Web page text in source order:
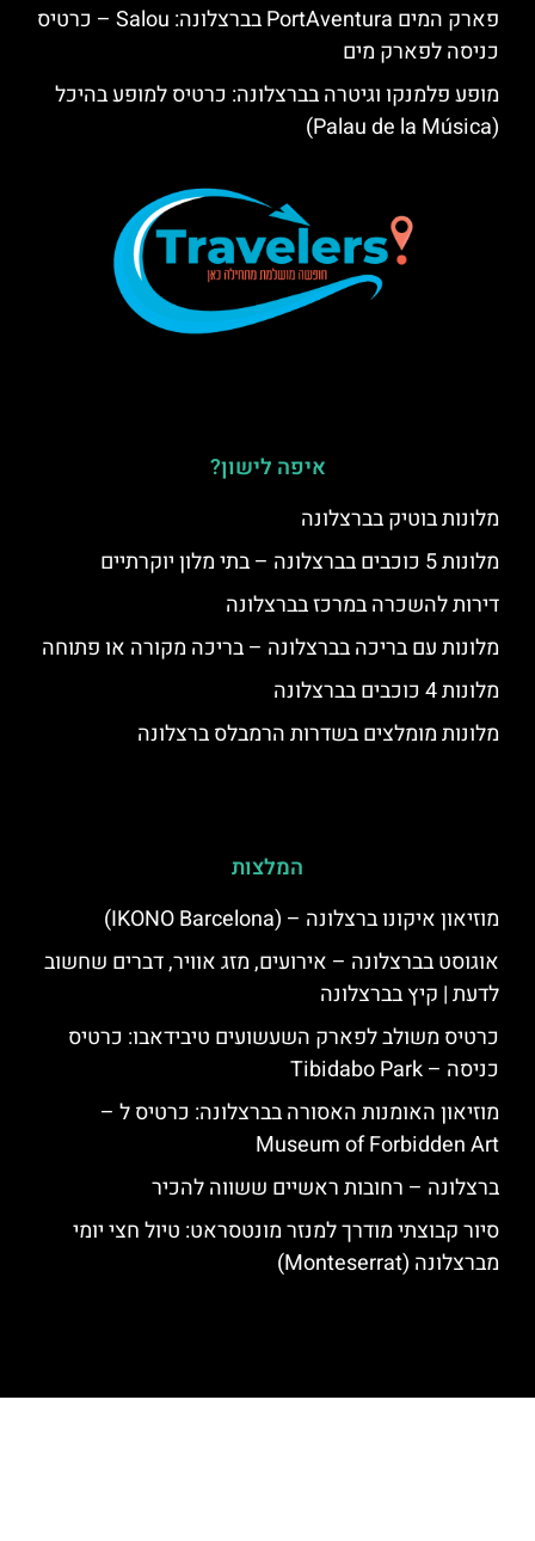
פארק המים PortAventura בברצלונה: Salou – כרטיס
כניסה לפארק מים
מופע פלמנקו וגיטרה בברצלונה: כרטיס למופע בהיכל
(Palau de la Música)
איפה לישון?
מלונות בוטיק בברצלונה
מלונות 5 כוכבים בברצלונה – בתי מלון יוקרתיים
דירות להשכרה במרכז בברצלונה
מלונות עם בריכה בברצלונה – בריכה מקורה או פתוחה
מלונות 4 כוכבים בברצלונה
מלונות מומלצים בשדרות הרמבלס ברצלונה
המלצות
מוזיאון איקונו ברצלונה – (IKONO Barcelona)
אוגוסט בברצלונה – אירועים, מזג אוויר, דברים שחשוב
לדעת | קיץ בברצלונה
כרטיס משולב לפארק השעשועים טיבידאבו: כרטיס
כניסה – Tibidabo Park
מוזיאון האומנות האסורה בברצלונה: כרטיס ל –
Museum of Forbidden Art
ברצלונה – רחובות ראשיים ששווה להכיר
סיור קבוצתי מודרך למנזר מונטסראט: טיול חצי יומי
מברצלונה (Monteserrat)